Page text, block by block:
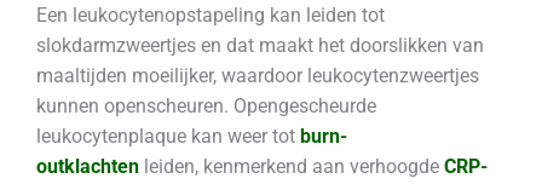
Een leukocytenopstapeling kan leiden tot
slokdarmzweertjes en dat maakt het doorslikken van
maaltijden moeilijker, waardoor leukocytenzweertjes
kunnen openscheuren. Opengescheurde
leukocytenplaque kan weer tot burn-
outklachten leiden, kenmerkend aan verhoogde CRP-